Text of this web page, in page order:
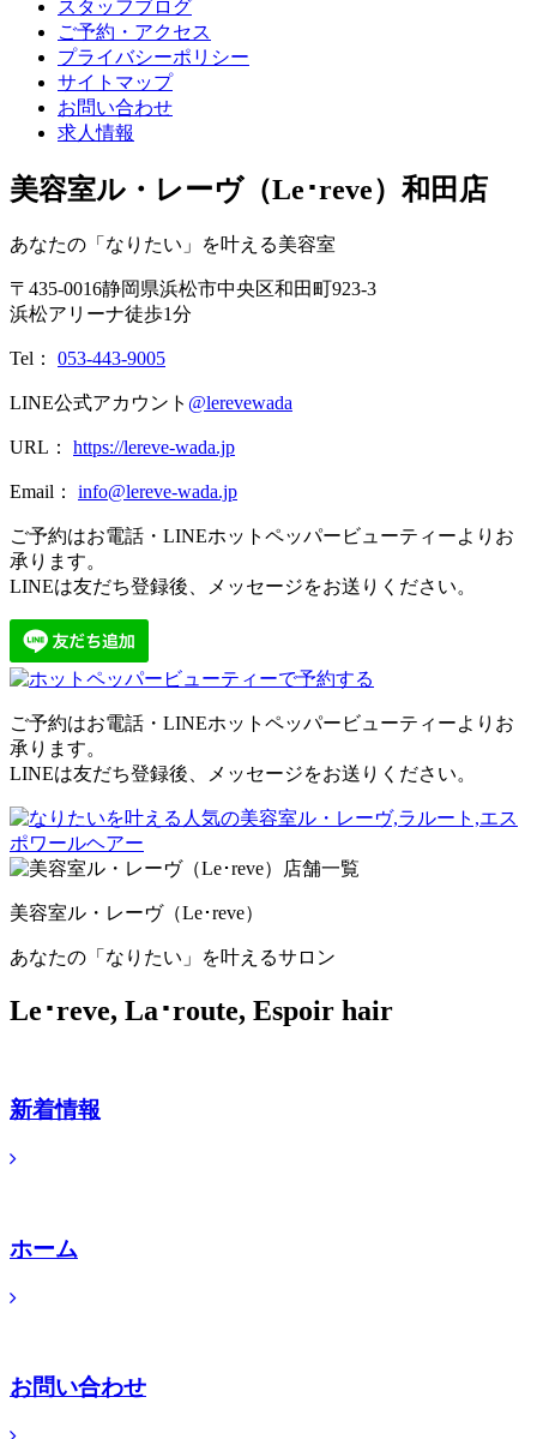
スタッフブログ
ご予約・アクセス
プライバシーポリシー
サイトマップ
お問い合わせ
求人情報
美容室ル・レーヴ（Le･reve）和田店
あなたの「なりたい」を叶える美容室
〒 435-0016静岡県浜松市中央区和田町923-3
浜松アリーナ徒歩1分
Tel： 053-443-9005
LINE公式アカウント @lerevewada
URL： https://lereve-wada.jp
Email： info@lereve-wada.jp
ご予約はお電話・LINEホットペッパービューティーよりお
承ります。
LINEは友だち登録後、メッセージをお送りください。
ご予約はお電話・LINEホットペッパービューティーよりお
承ります。
LINEは友だち登録後、メッセージをお送りください。
美容室ル・レーヴ（Le･reve）
あなたの「なりたい」を叶えるサロン
Le･reve, La･route, Espoir hair
新着情報
ホーム
お問い合わせ